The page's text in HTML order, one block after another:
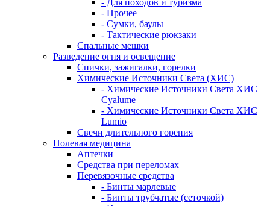
- Для походов и туризма
- Прочее
- Сумки, баулы
- Тактические рюкзаки
Спальные мешки
Разведение огня и освещение
Спички, зажигалки, горелки
Химические Источники Света (ХИС)
- Химические Источники Света ХИС
Cyalume
- Химические Источники Света ХИС
Lumio
Свечи длительного горения
Полевая медицина
Аптечки
Средства при переломах
Перевязочные средства
- Бинты марлевые
- Бинты трубчатые (сеточкой)